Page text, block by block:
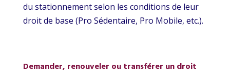
du stationnement selon les conditions de leur
droit de base (Pro Sédentaire, Pro Mobile, etc.).
Demander, renouveler ou transférer un droit